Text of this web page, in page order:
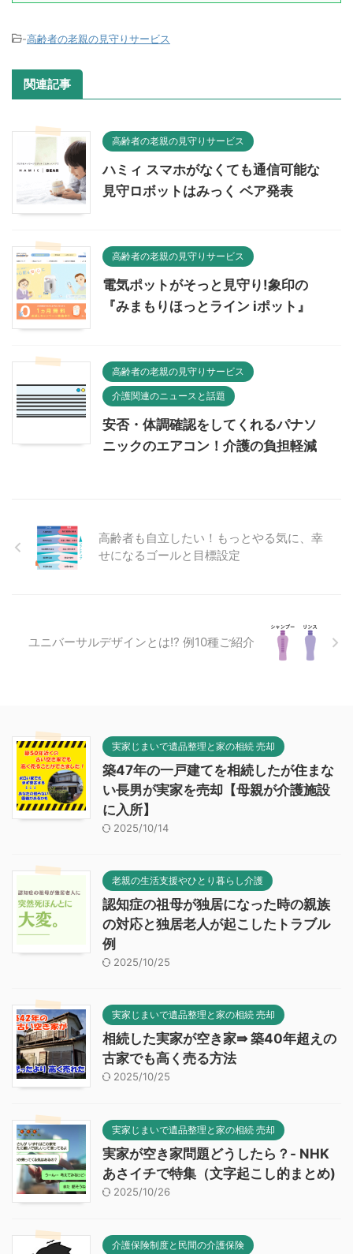
-高齢者の老親の見守りサービス
関連記事
高齢者の老親の見守りサービス
ハミィ スマホがなくても通信可能な
見守ロボットはみっく ベア発表
高齢者の老親の見守りサービス
電気ポットがそっと見守り!象印の
『みまもりほっとライン iポット』
高齢者の老親の見守りサービス
介護関連のニュースと話題
安否・体調確認をしてくれるパナソ
ニックのエアコン！介護の負担軽減
高齢者も自立したい！もっとやる気に、幸
せになるゴールと目標設定
ユニバーサルデザインとは!? 例10種ご紹介
実家じまいで遺品整理と家の相続 売却
築47年の一戸建てを相続したが住まな
い長男が実家を売却【母親が介護施設
に入所】
2025/10/14
老親の生活支援やひとり暮らし介護
認知症の祖母が独居になった時の親族
の対応と独居老人が起こしたトラブル
例
2025/10/25
実家じまいで遺品整理と家の相続 売却
相続した実家が空き家⇛ 築40年超えの
古家でも高く売る方法
2025/10/25
実家じまいで遺品整理と家の相続 売却
実家が空き家問題どうしたら？- NHK
あさイチで特集（文字起こし的まとめ)
2025/10/26
介護保険制度と民間の介護保険